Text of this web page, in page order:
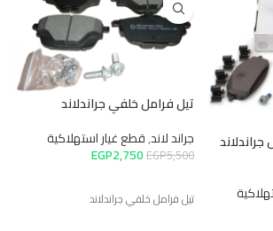
تيل فرامل خلفي جراندلاند
جراند لاند,قطع غيار استهلاكية
EGP5,500
EGP2,750
تيل فرامل خلفي جراندلاند